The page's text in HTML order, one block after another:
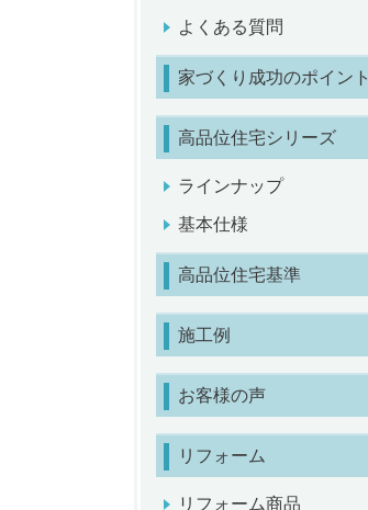
よくある質問
家づくり成功のポイント
高品位住宅シリーズ
ラインナップ
基本仕様
高品位住宅基準
施工例
お客様の声
リフォーム
リフォーム商品